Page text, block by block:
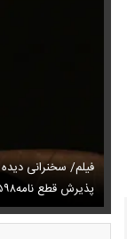
فیلم/ سخنرانی
پذیرش قطع نامه۵۹۸
عکس دیده‌نشده